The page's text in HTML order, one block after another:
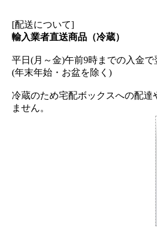
[配送について]
輸入業者直送商品（冷蔵）
平日(月～金)午前9時までの入金
(年末年始・お盆を除く)
冷蔵のため宅配ボックスへの配達
ません。